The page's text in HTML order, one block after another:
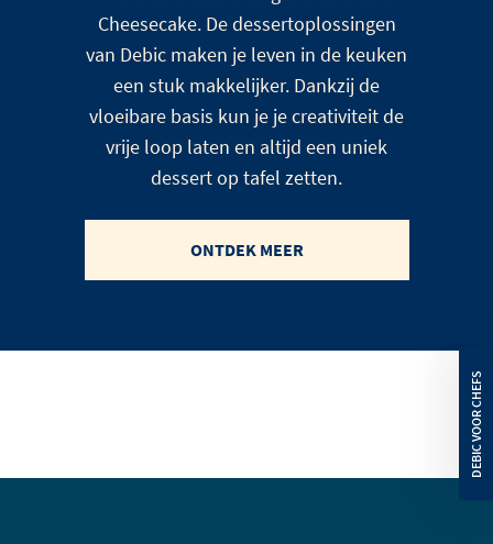
Cheesecake. De dessertoplossingen
van Debic maken je leven in de keuken
een stuk makkelijker. Dankzij de
vloeibare basis kun je je creativiteit de
vrije loop laten en altijd een uniek
dessert op tafel zetten.
ONTDEK MEER